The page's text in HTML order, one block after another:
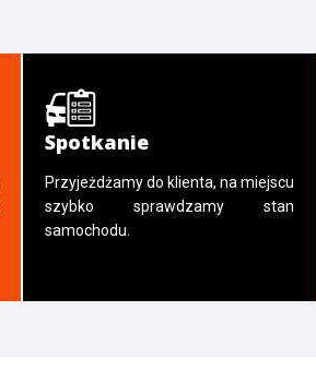
Spotkanie
Przyjeżdżamy do klienta, na miejscu
szybko sprawdzamy stan
samochodu.